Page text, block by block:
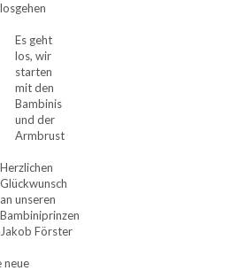
losgehen
Es geht
los, wir
starten
mit den
Bambinis
und der
Armbrust
Herzlichen
Glückwunsch
an unseren
Bambiniprinzen
Jakob Förster
neue